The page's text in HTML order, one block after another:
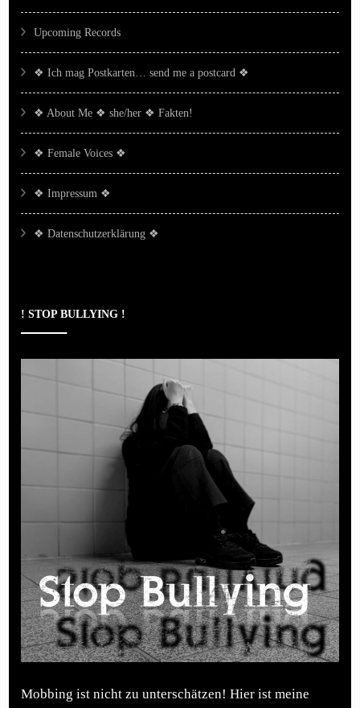
Upcoming Records
❖ Ich mag Postkarten… send me a postcard ❖
❖ About Me ❖ she/her ❖ Fakten!
❖ Female Voices ❖
❖ Impressum ❖
❖ Datenschutzerklärung ❖
! STOP BULLYING !
Mobbing ist nicht zu unterschätzen! Hier ist meine